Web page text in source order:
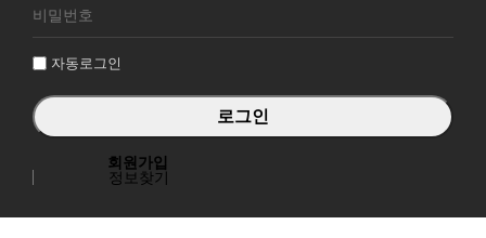
그
자동로그인
회원가입
정보찾기